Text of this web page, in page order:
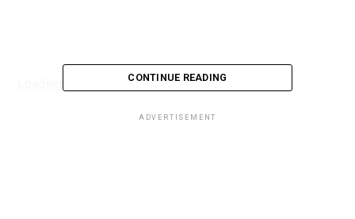
CONTINUE READING
ADVERTISEMENT